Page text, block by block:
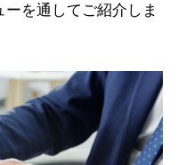
を通してご紹介しま